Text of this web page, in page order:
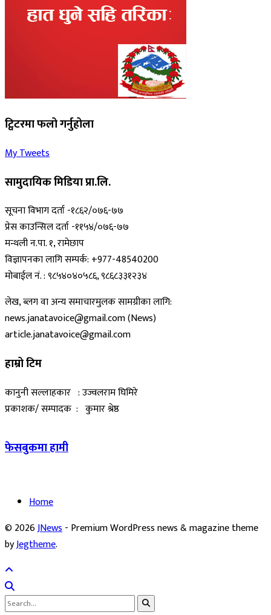
ट्विटरमा फलो गर्नुहोला
My Tweets
सामुदायिक मिडिया प्रा.लि.
सूचना विभाग दर्ता -१८६२/०७६-७७
प्रेस काउन्सिल दर्ता -११५४/०७६-७७
मन्थली न.पा. १, रामेछाप
विज्ञापनका लागि सम्पर्क: +977-48540200
मोबाईल नं. : ९८५४०४०५८६, ९८६८३३१२३४
लेख, ब्लग वा अन्य समाचारमुलक सामग्रीका लागि:
news.janatavoice@gmail.com (News)
article.janatavoice@gmail.com
हाम्रो टिम
कानुनी सल्लाहकार : उज्वलराम घिमिरे
प्रकाशक/ सम्पादक : कुमार श्रेष्ठ
फेसबुकमा हामी
Home
© 2026JNews- Premium WordPress news & magazine theme
byJegtheme.